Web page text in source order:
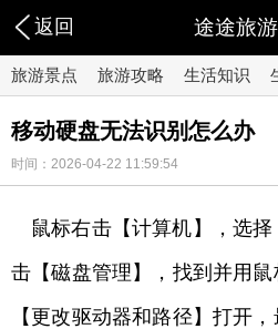
返回 途途旅游
旅游景点 旅游攻略 生活知识
移动硬盘无法识别怎么办
时间：2026-04-22 11:59:54
鼠标右击【计算机】，选
击【磁盘管理】，找到并用
【更改驱动器和路径】打开